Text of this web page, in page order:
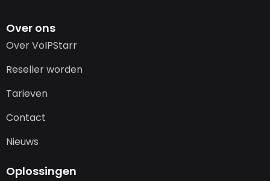
Over ons
Over VoIPStarr
Reseller worden
Tarieven
Contact
Nieuws
Oplossingen